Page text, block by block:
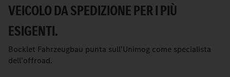
VEICOLO DA SPEDIZIONE PER I PIÙ
ESIGENTI.
Bocklet Fahrzeugbau punta sull'Unimog come specialista
dell'offroad.